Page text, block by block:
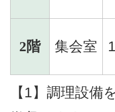
2階 集会室
【1】調理設